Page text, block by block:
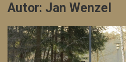
Autor: Jan Wenzel